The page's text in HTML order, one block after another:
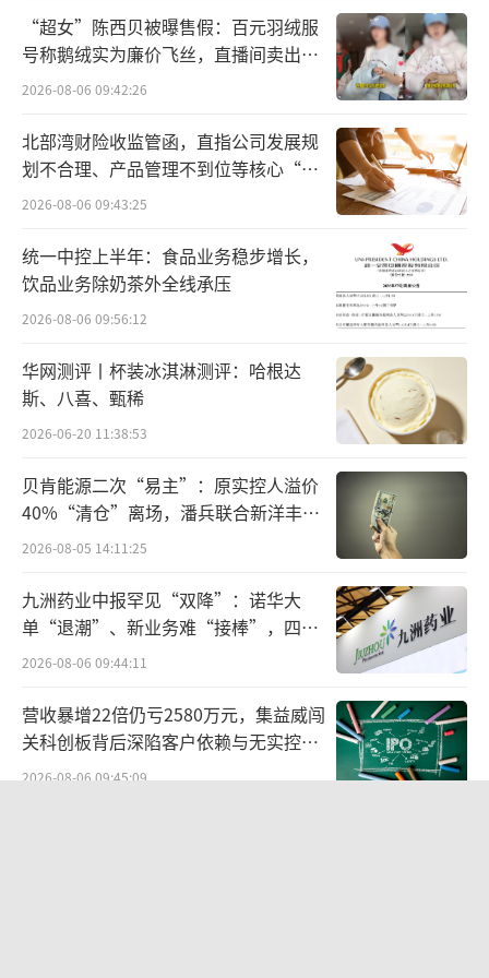
危机重重
东阳光即将面临的挑战是全方位的。放眼
整个奥司他韦的市场，东阳光虽处在头部，但
近年来竞争者的涌入带来了很大竞争压力。仅
磷酸奥司他韦的市场，东阳光药的份额已从202
3年的64.8%下降至54.8%。
2024年，中国抗流感药物的市场规模在67
亿元，而相对应的，国内有着超120家药企在生
产流感药物。仅奥司他韦这一类品种，就有70
多家竞争对手，包括原研药企罗氏，以及一品
红、石药集团等众多本土药企。
力的“降维打击”。
2021年，罗氏就带着抗感染新药玛巴洛沙
韦登陆中国市场，去年又推出了玛巴洛沙韦干
悬混剂的新剂型，用于5至12岁感染甲乙流的儿
童，向东阳光的主阵地发起冲击。流感高发，
沙韦谈进了医保，在全国范围内线上、线下快
速完成铺货，声势浩大。
“超女”陈西贝被曝售假：百元羽绒服
号称鹅绒实为廉价飞丝，直播间卖出超
百万元
2026-08-06 09:42:26
北部湾财险收监管函，直指公司发展规
划不合理、产品管理不到位等核心“痛
点”
2026-08-06 09:43:25
统一中控上半年：食品业务稳步增长，
饮品业务除奶茶外全线承压
2026-08-06 09:56:12
华网测评丨杯装冰淇淋测评：哈根达
斯、八喜、甄稀
2026-06-20 11:38:53
贝肯能源二次“易主”：原实控人溢价
40%“清仓”离场，潘兵联合新洋丰、
宏科百世拟入主
2026-08-05 14:11:25
九洲药业中报罕见“双降”：诺华大
单“退潮”、新业务难“接棒”，四大
难关待闯
2026-08-06 09:44:11
营收暴增22倍仍亏2580万元，集益威闯
关科创板背后深陷客户依赖与无实控人
困局
2026-08-06 09:45:09